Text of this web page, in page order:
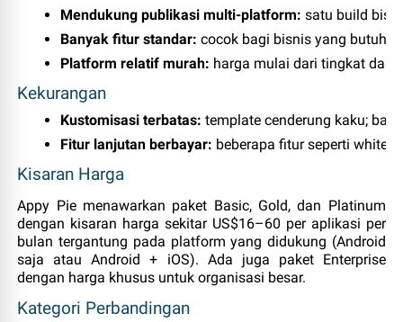
Mendukung publikasi multi‑platform: satu build bisa
Banyak fitur standar: cocok bagi bisnis yang butuh
Platform relatif murah: harga mulai dari tingkat
Kekurangan
Kustomisasi terbatas: template cenderung kaku;
Fitur lanjutan berbayar: beberapa fitur seperti
Kisaran Harga
Appy Pie menawarkan paket Basic, Gold, dan Platinum
dengan kisaran harga sekitar US$16–60 per aplikasi per
bulan tergantung pada platform yang didukung (Android
saja atau Android + iOS). Ada juga paket Enterprise
dengan harga khusus untuk organisasi besar.
Kategori Perbandingan